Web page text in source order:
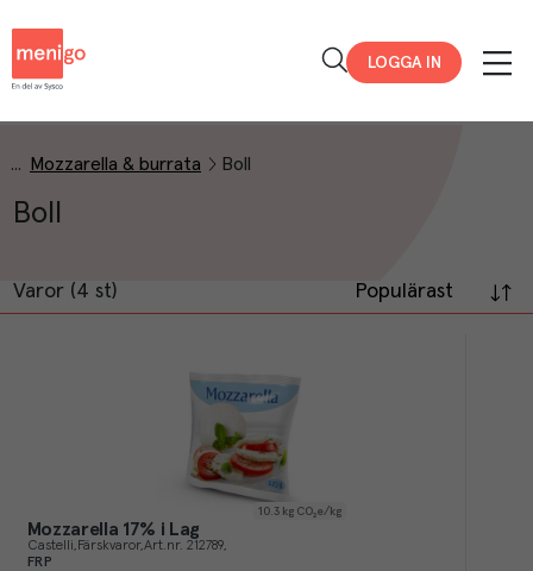
LOGGA IN
Mozzarella & burrata Boll
Boll
Varor (4 st) Populärast
10.3 kg CO₂e/kg
Mozzarella 17% i Lag
Castelli Färskvaror Art.nr. 212789
FRP